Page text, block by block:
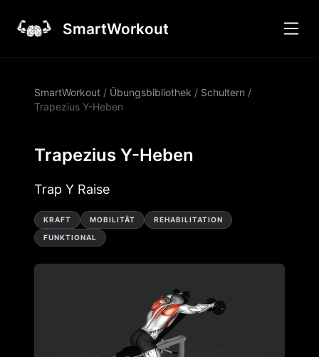
SmartWorkout
SmartWorkout / Übungsbibliothek / Schultern /
Trapezius Y-Heben
Trapezius Y-Heben
Trap Y Raise
KRAFT MOBILITÄT REHABILITATION
FUNKTIONAL